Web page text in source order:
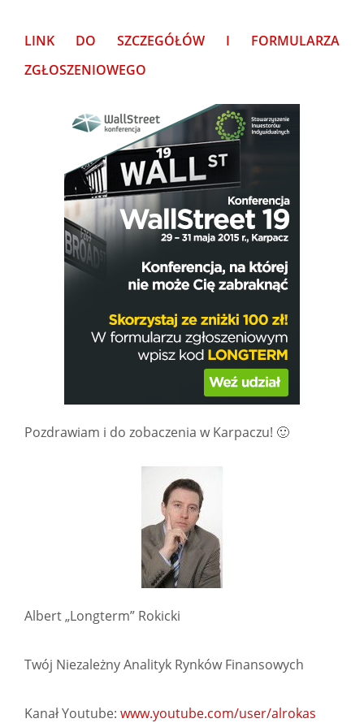
LINK DO SZCZEGÓŁÓW I FORMULARZA
ZGŁOSZENIOWEGO
Pozdrawiam i do zobaczenia w Karpaczu! 🙂
Albert „Longterm” Rokicki
Twój Niezależny Analityk Rynków Finansowych
Kanał Youtube: www.youtube.com/user/alrokas